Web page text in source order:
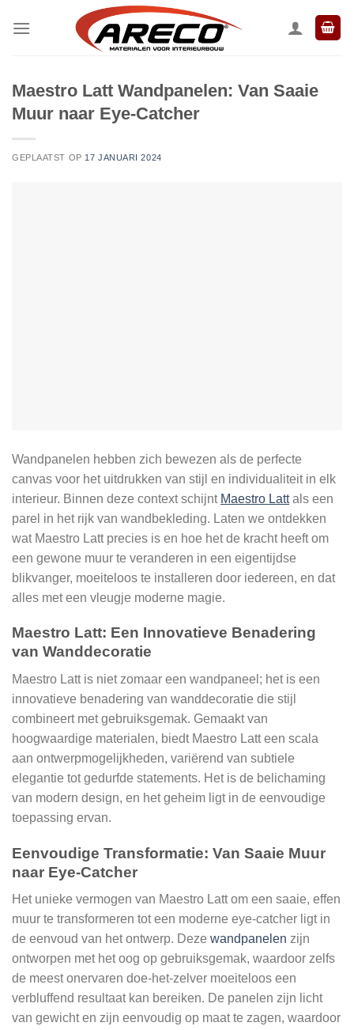
naar
Maestro Latt Wandpanelen: Van Saaie
Muur naar Eye-Catcher
GEPLAATST OP 17 JANUARI 2024
Wandpanelen hebben zich bewezen als de perfecte
canvas voor het uitdrukken van stijl en individualiteit in elk
interieur. Binnen deze context schijnt Maestro Lattals een
parel in het rijk van wandbekleding. Laten we ontdekken
wat Maestro Latt precies is en hoe het de kracht heeft om
een gewone muur te veranderen in een eigentijdse
blikvanger, moeiteloos te installeren door iedereen, en dat
alles met een vleugje moderne magie.
Maestro Latt: Een Innovatieve Benadering
van Wanddecoratie
Maestro Latt is niet zomaar een wandpaneel; het is een
innovatieve benadering van wanddecoratie die stijl
combineert met gebruiksgemak. Gemaakt van
hoogwaardige materialen, biedt Maestro Latt een scala
aan ontwerpmogelijkheden, variërend van subtiele
elegantie tot gedurfde statements. Het is de belichaming
van modern design, en het geheim ligt in de eenvoudige
toepassing ervan.
Eenvoudige Transformatie: Van Saaie Muur
naar Eye-Catcher
Het unieke vermogen van Maestro Latt om een saaie, effen
muur te transformeren tot een moderne eye-catcher ligt in
de eenvoud van het ontwerp. Deze wandpanelen zijn
ontworpen met het oog op gebruiksgemak, waardoor zelfs
de meest onervaren doe-het-zelver moeiteloos een
verbluffend resultaat kan bereiken. De panelen zijn licht
van gewicht en zijn eenvoudig op maat te zagen, waardoor